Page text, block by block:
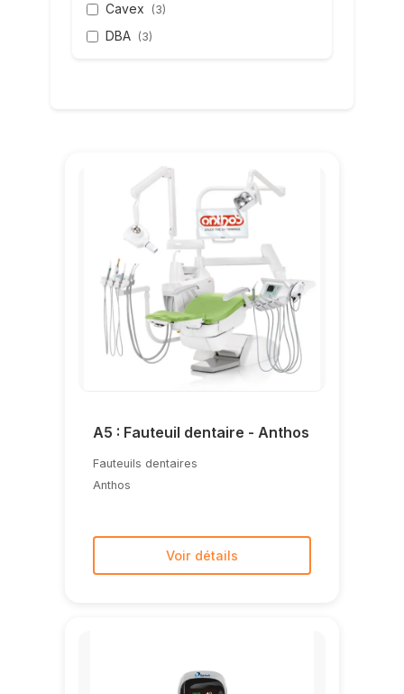
Cavex (3)
DBA (3)
(1)
(9)
itena
Ivoclar (8)
kavo
KULZER (2)
LAFOMED (1)
MELAG (1)
Refine
Ritter (3)
Spident (11)
WOODPECKER (4)
A5 : Fauteuil dentaire - Anthos
Fauteuils dentaires
Anthos
Voir détails